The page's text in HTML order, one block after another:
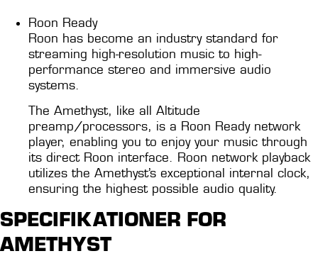
Roon Ready
Roon has become an industry standard for
streaming high-resolution music to high-
performance stereo and immersive audio
systems.
The Amethyst, like all Altitude
preamp/processors, is a Roon Ready network
player, enabling you to enjoy your music through
its direct Roon interface. Roon network playback
utilizes the Amethyst’s exceptional internal clock,
ensuring the highest possible audio quality.
SPECIFIKATIONER FOR
AMETHYST